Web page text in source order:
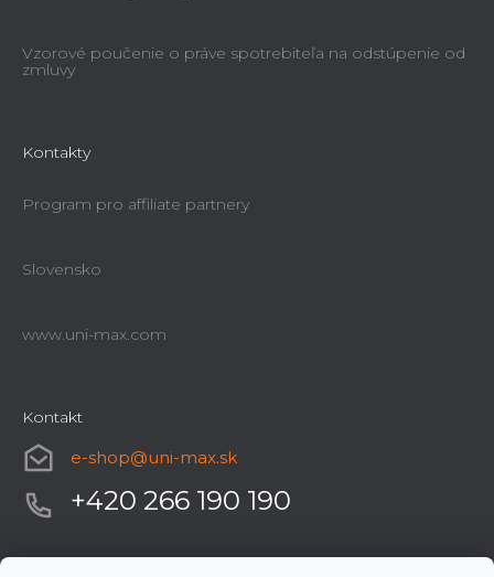
Vzorové poučenie o práve spotrebiteľa na odstúpenie od
zmluvy
Kontakty
Program pro affiliate partnery
Slovensko
www.uni-max.com
Kontakt
e-shop@uni-max.sk
+420 266 190 190